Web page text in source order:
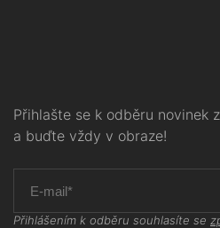
Přihlašte se k odběru novinek
a buďte vždy v obraze!
Přihlášením k odběru souhlasíte se